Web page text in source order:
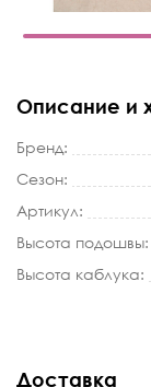
Описание и
Бренд:
Сезон:
Артикул:
Высота подошвы:
Высота каблука:
Доставка